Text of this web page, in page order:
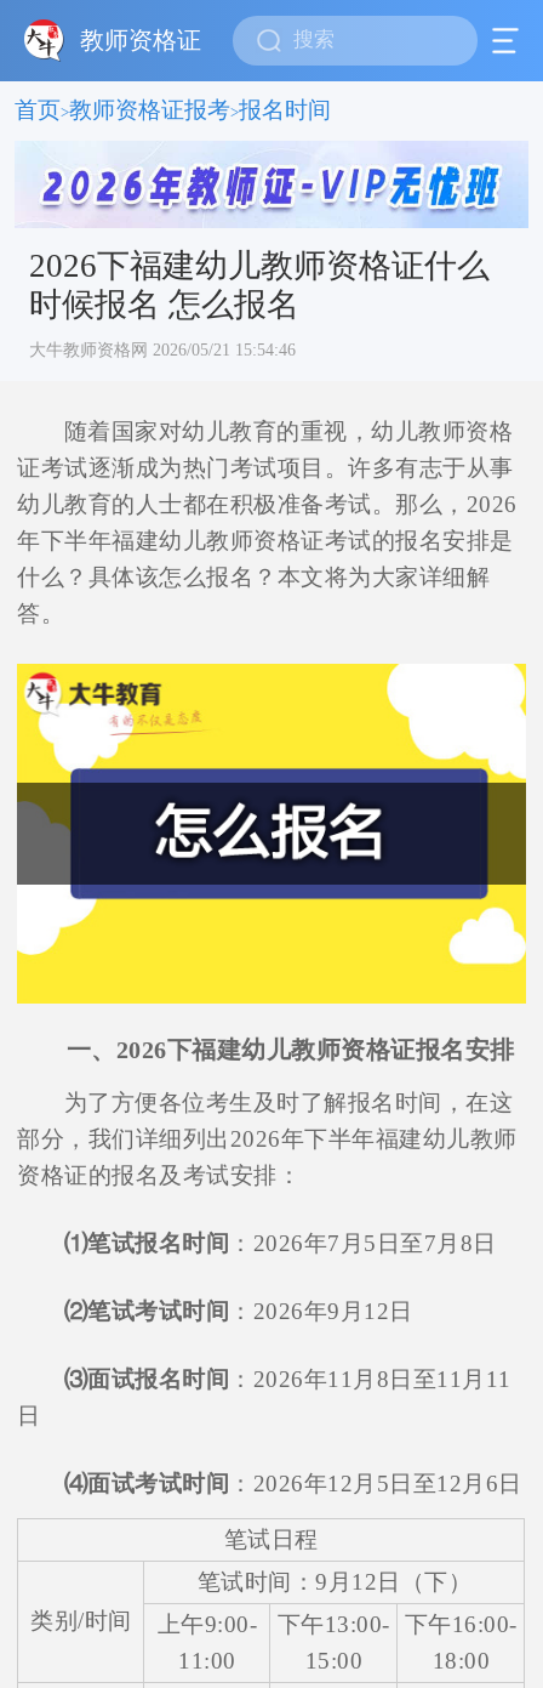
教师资格证
首页>教师资格证报考>报名时间
2026下福建幼儿教师资格证什么
时候报名 怎么报名
大牛教师资格网 2026/05/21 15:54:46
随着国家对幼儿教育的重视，幼儿教师资格
证考试逐渐成为热门考试项目。许多有志于从事
幼儿教育的人士都在积极准备考试。那么，2026
年下半年福建幼儿教师资格证考试的报名安排是
什么？具体该怎么报名？本文将为大家详细解
答。
一、2026下福建幼儿教师资格证报名安排
为了方便各位考生及时了解报名时间，在这
部分，我们详细列出2026年下半年福建幼儿教师
资格证的报名及考试安排：
⑴笔试报名时间 ：2026年7月5日至7月8日
⑵笔试考试时间 ：2026年9月12日
⑶面试报名时间 ：2026年11月8日至11月11
日
⑷面试考试时间 ：2026年12月5日至12月6日
笔试日程
类别/时间
笔试时间：9月12日（下）
上午9:00-
11:00
下午13:00-
15:00
下午16:00-
18:00